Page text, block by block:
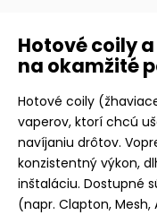
Hotové coily
na okamžité
Hotové coily
vaperov, ktorí chcú
navíjaniu drôtov.
konzistentný výkon,
inštaláciu. Dostupné
(napr. Clapton, Mesh,